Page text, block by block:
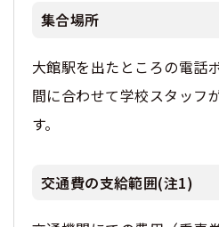
集合場所
大館駅を出たところの電話
間に合わせて学校スタッフ
す。
交通費の支給範囲(注1)